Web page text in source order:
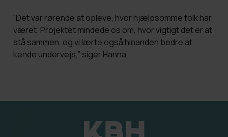
“Det var rørende at opleve, hvor hjælpsomme folk har
været. Projektet mindede os om, hvor vigtigt det er at
stå sammen, og vi lærte også hinanden bedre at
kende undervejs,” siger Hanna.